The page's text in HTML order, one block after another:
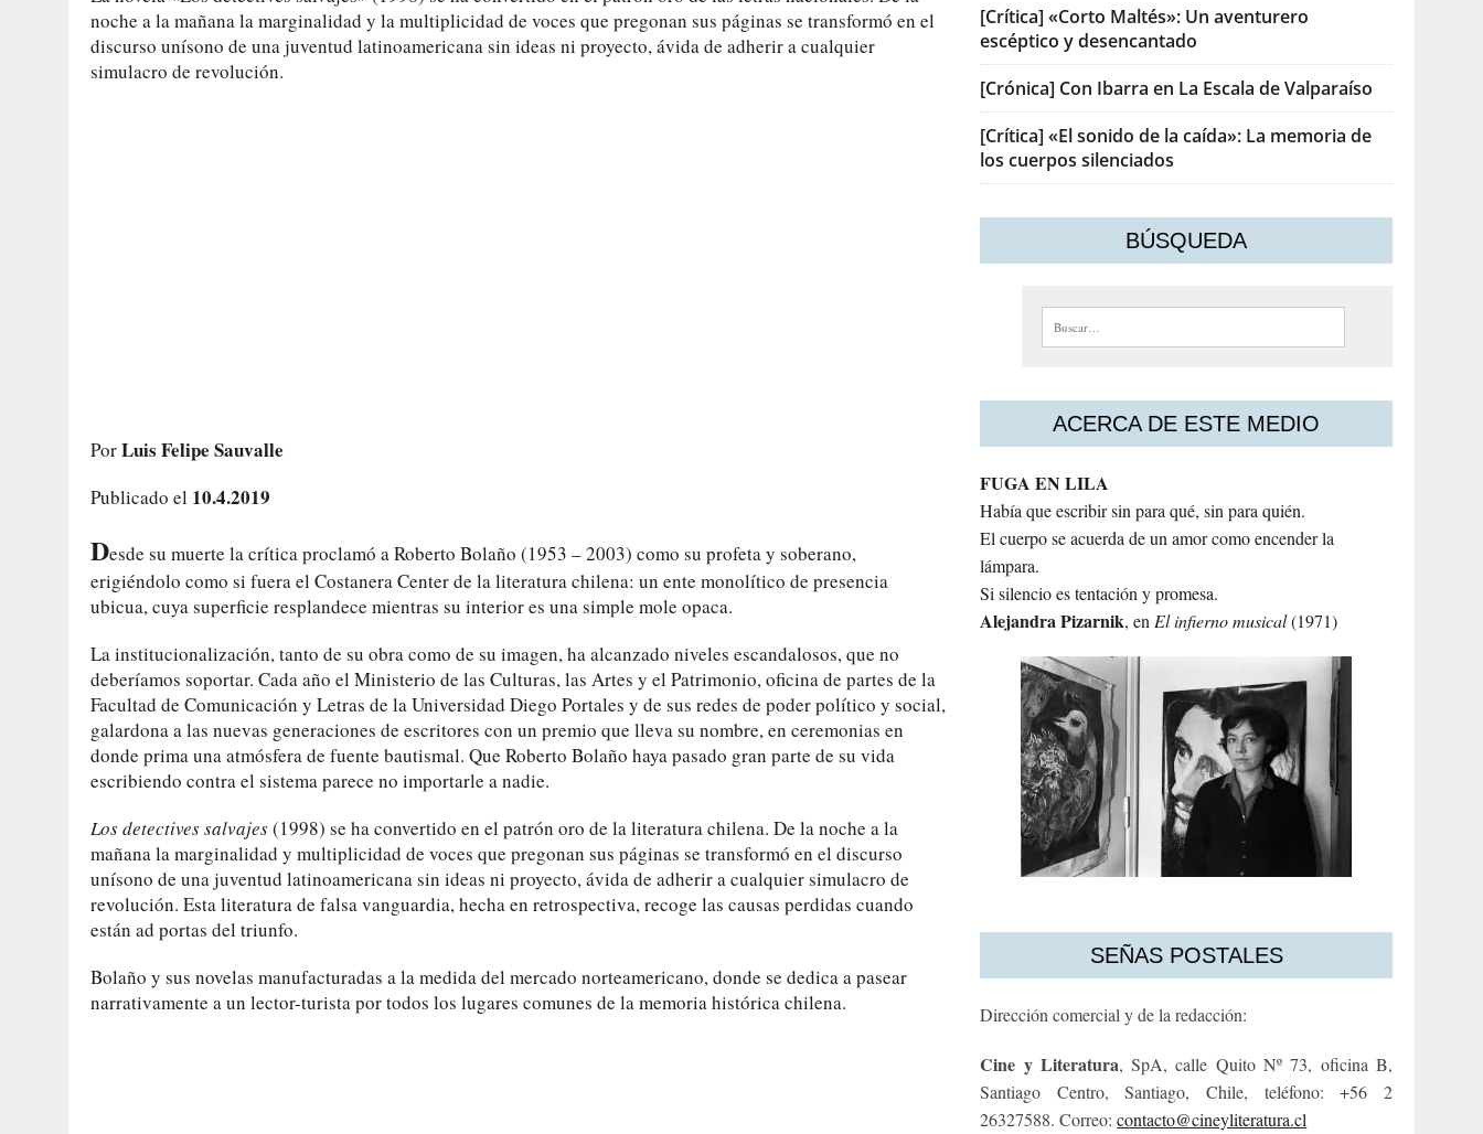
noche a la mañana la marginalidad y la multiplicidad de voces que pregonan sus páginas se transformó en el
discurso unísono de una juventud latinoamericana sin ideas ni proyecto, ávida de adherir a cualquier
simulacro de revolución.
PorLuis Felipe Sauvalle
Publicado el 10.4.2019
Desde su muerte la crítica proclamó a Roberto Bolaño (1953 – 2003) como su profeta y soberano,
erigiéndolo como si fuera el Costanera Center de la literatura chilena: un ente monolítico de presencia
ubicua, cuya superficie resplandece mientras su interior es una simple mole opaca.
La institucionalización, tanto de su obra como de su imagen, ha alcanzado niveles escandalosos, que no
deberíamos soportar. Cada año el Ministerio de las Culturas, las Artes y el Patrimonio, oficina de partes de la
Facultad de Comunicación y Letras de la Universidad Diego Portales y de sus redes de poder político y social,
galardona a las nuevas generaciones de escritores con un premio que lleva su nombre, en ceremonias en
donde prima una atmósfera de fuente bautismal. Que Roberto Bolaño haya pasado gran parte de su vida
escribiendo contra el sistema parece no importarle a nadie.
Los detectives salvajes(1998) se ha convertido en el patrón oro de la literatura chilena. De la noche a la
mañana la marginalidad y multiplicidad de voces que pregonan sus páginas se transformó en el discurso
unísono de una juventud latinoamericana sin ideas ni proyecto, ávida de adherir a cualquier simulacro de
revolución. Esta literatura de falsa vanguardia, hecha en retrospectiva, recoge las causas perdidas cuando
están ad portas del triunfo.
Bolaño y sus novelas manufacturadas a la medida del mercado norteamericano, donde se dedica a pasear
narrativamente a un lector-turista por todos los lugares comunes de la memoria histórica chilena.
[Crítica] «Corto Maltés»: Un aventurero
escéptico y desencantado
[Crónica] Con Ibarra en La Escala de Valparaíso
[Crítica] «El sonido de la caída»: La memoria de
los cuerpos silenciados
BÚSQUEDA
Buscar:
ACERCA DE ESTE MEDIO
FUGA EN LILA
Había que escribir sin para qué, sin para quién.
El cuerpo se acuerda de un amor como encender la
lámpara.
Si silencio es tentación y promesa.
AlejandraPizarnik, enEl infierno musical(1971)
SEÑAS POSTALES
Dirección comercial y de la redacción:
Cine y Literatura, SpA, calle Quito Nº 73, oficina B,
Santiago Centro, Santiago, Chile, teléfono: +56 2
26327588. Correo:contacto@cineyliteratura.cl